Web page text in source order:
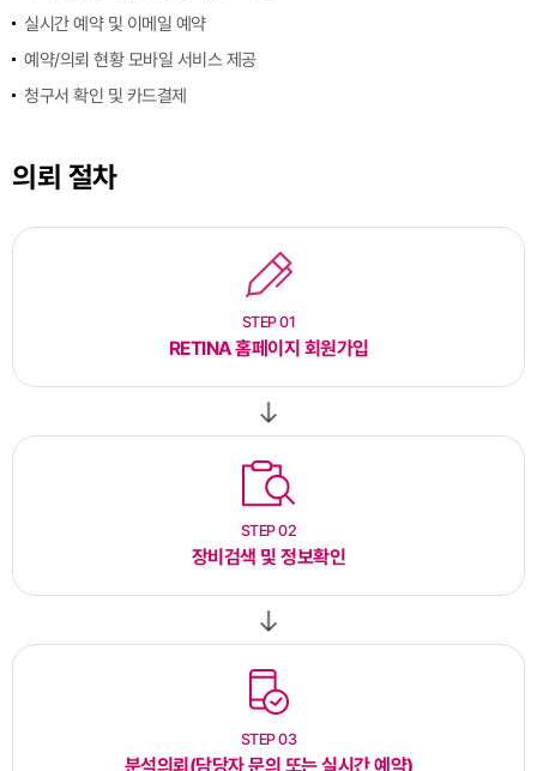
실시간 예약 및 이메일 예약
예약/의뢰 현황 모바일 서비스 제공
청구서 확인 및 카드결제
의뢰 절차
STEP 01
RETINA 홈페이지 회원가입
STEP 02
장비검색 및정보확인
STEP 03
분석의뢰(담당자 문의 또는 실시간 예약)